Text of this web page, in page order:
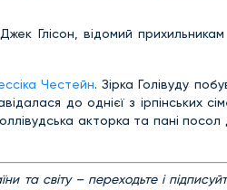
Глісон, відомий
Честейн. Зірка Голівуду
до однієї з ірпінських
акторка та пані
та світу – переходьте і